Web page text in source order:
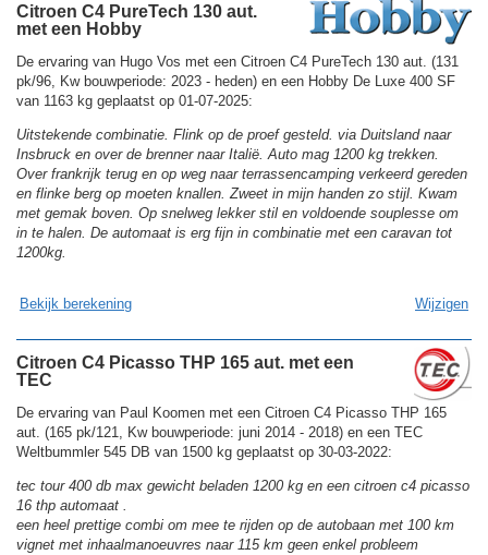
Citroen C4 PureTech 130 aut.
met een Hobby
De ervaring van Hugo Vos met een Citroen C4 PureTech 130 aut. (131
pk/96, Kw bouwperiode: 2023 - heden) en een Hobby De Luxe 400 SF
van 1163 kg geplaatst op 01-07-2025:
Uitstekende combinatie. Flink op de proef gesteld. via Duitsland naar
Insbruck en over de brenner naar Italië. Auto mag 1200 kg trekken.
Over frankrijk terug en op weg naar terrassencamping verkeerd gereden
en flinke berg op moeten knallen. Zweet in mijn handen zo stijl. Kwam
met gemak boven. Op snelweg lekker stil en voldoende souplesse om
in te halen. De automaat is erg fijn in combinatie met een caravan tot
1200kg.
Bekijk berekening Wijzigen
Citroen C4 Picasso THP 165 aut. met een
TEC
De ervaring van Paul Koomen met een Citroen C4 Picasso THP 165
aut. (165 pk/121, Kw bouwperiode: juni 2014 - 2018) en een TEC
Weltbummler 545 DB van 1500 kg geplaatst op 30-03-2022:
tec tour 400 db max gewicht beladen 1200 kg en een citroen c4 picasso
16 thp automaat .
een heel prettige combi om mee te rijden op de autobaan met 100 km
vignet met inhaalmanoeuvres naar 115 km geen enkel probleem